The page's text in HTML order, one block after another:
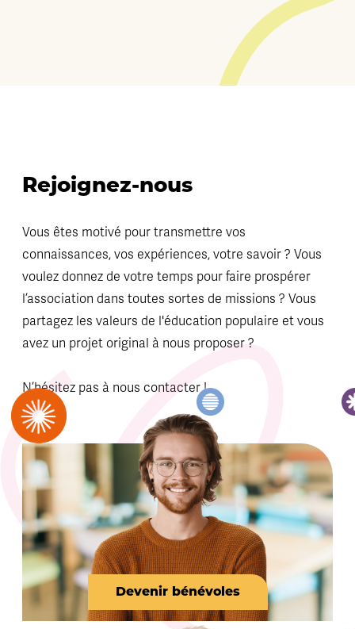
Rejoignez-nous
Vous êtes motivé pour transmettre vos
connaissances, vos expériences, votre savoir ? Vous
voulez donnez de votre temps pour faire prospérer
l’association dans toutes sortes de missions ? Vous
partagez les valeurs de l'éducation populaire et vous
avez un projet original à nous proposer ?
N’hésitez pas à nous contacter !
Devenir bénévoles